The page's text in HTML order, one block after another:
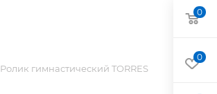
Ролик гимнастический TORRES
0
0